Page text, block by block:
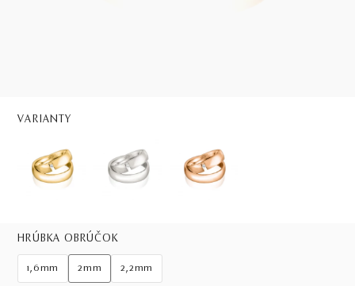
VARIANTY
HRÚBKA OBRÚČOK
1,6mm 2mm 2,2mm